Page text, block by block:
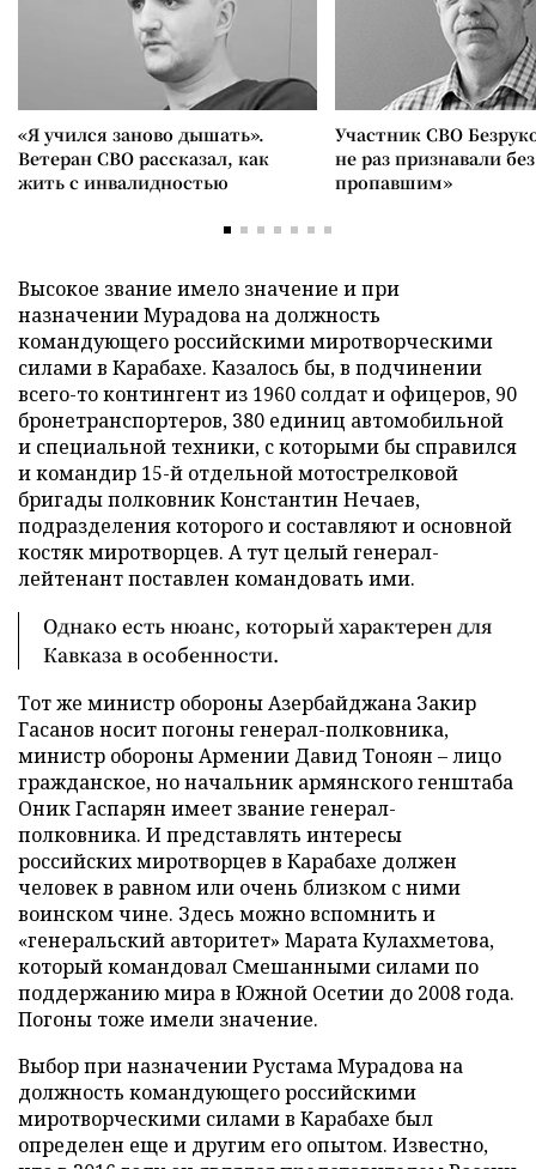
«Я учился заново дышать».
Ветеран СВО рассказал, как
жить с инвалидностью
Участник СВО
не раз признавали
пропавшим»
Высокое звание имело значение и при
назначении Мурадова на должность
командующего российскими миротворческими
силами в Карабахе. Казалось бы, в подчинении
всего-то контингент из 1960 солдат и офицеров, 90
бронетранспортеров, 380 единиц автомобильной
и специальной техники, с которыми бы справился
и командир 15-й отдельной мотострелковой
бригады полковник Константин Нечаев,
подразделения которого и составляют и основной
костяк миротворцев. А тут целый генерал-
лейтенант поставлен командовать ими.
Однако есть нюанс, который характерен для
Кавказа в особенности.
Тот же министр обороны Азербайджана Закир
Гасанов носит погоны генерал-полковника,
министр обороны Армении Давид Тоноян – лицо
гражданское, но начальник армянского генштаба
Оник Гаспарян имеет звание генерал-
полковника. И представлять интересы
российских миротворцев в Карабахе должен
человек в равном или очень близком с ними
воинском чине. Здесь можно вспомнить и
«генеральский авторитет» Марата Кулахметова,
который командовал Смешанными силами по
поддержанию мира в Южной Осетии до 2008 года.
Погоны тоже имели значение.
Выбор при назначении Рустама Мурадова на
должность командующего российскими
миротворческими силами в Карабахе был
определен еще и другим его опытом. Известно,